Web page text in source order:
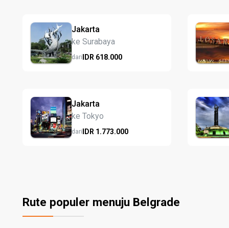
Jakarta
ke Surabaya
dariIDR 618.000
Jakarta
ke Tokyo
dariIDR 1.773.000
Rute populer menuju Belgrade